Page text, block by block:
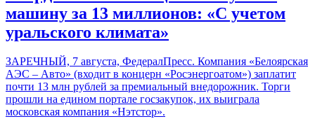
машину за 13 миллионов: «С учетом
уральского климата»
ЗАРЕЧНЫЙ, 7 августа, ФедералПресс. Компания «Белоярская
АЭС – Авто» (входит в концерн «Росэнергоатом») заплатит
почти 13 млн рублей за премиальный внедорожник. Торги
прошли на едином портале госзакупок, их выиграла
московская компания «Нэтстор».